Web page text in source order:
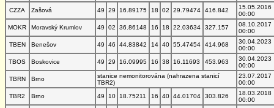
CZZA Zašová 49 29 16.89175 18 02 29.79474 416.842
15.05.2016
00:00
MOKR
Moravský Krumlov 49 02 36.86148 16 18 22.03634 327.157
08.10.2017
00:00
TBEN
Benešov 49 46 44.83842 14 40 55.47454 414.968
30.04.2023
00:00
TBOS
Boskovice 49 29 16.09995 16 38 16.11693 453.963
30.04.2023
00:00
TBRN
Brno
stanice nemonitorována (nahrazena stanicí
TBR2)
23.07.2017
00:00
TBR2
Brno 49 10 18.75211 16 40 44.01704 303.826
18.03.2018
00:00